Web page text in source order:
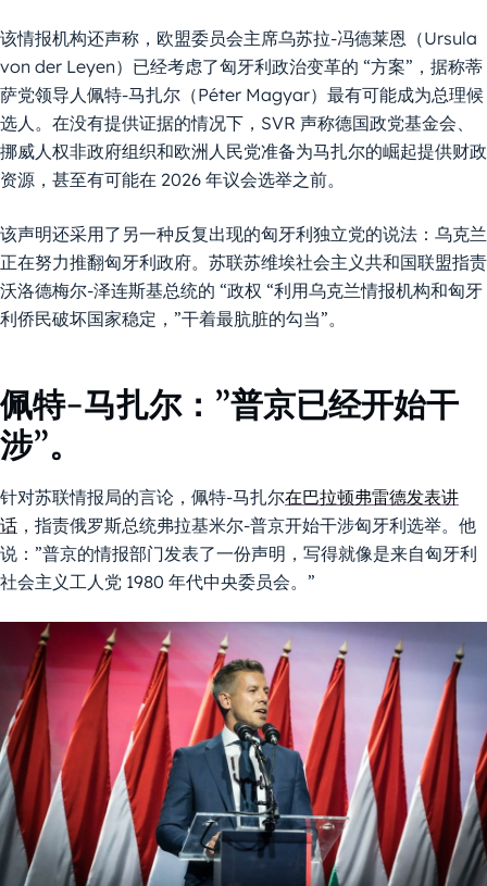
该情报机构还声称，欧盟委员会主席乌苏拉-冯德莱恩（Ursula
von der Leyen）已经考虑了匈牙利政治变革的 “方案”，据称蒂
萨党领导人佩特-马扎尔（Péter Magyar）最有可能成为总理候
选人。在没有提供证据的情况下，SVR 声称德国政党基金会、
挪威人权非政府组织和欧洲人民党准备为马扎尔的崛起提供财政
资源，甚至有可能在 2026 年议会选举之前。
该声明还采用了另一种反复出现的匈牙利独立党的说法：乌克兰
正在努力推翻匈牙利政府。苏联苏维埃社会主义共和国联盟指责
沃洛德梅尔-泽连斯基总统的 “政权 “利用乌克兰情报机构和匈牙
利侨民破坏国家稳定，”干着最肮脏的勾当”。
佩特-马扎尔：”普京已经开始干
涉”。
针对苏联情报局的言论，佩特-马扎尔在巴拉顿弗雷德发表讲
话 ，指责俄罗斯总统弗拉基米尔-普京开始干涉匈牙利选举。他
说：”普京的情报部门发表了一份声明，写得就像是来自匈牙利
社会主义工人党 1980 年代中央委员会。”